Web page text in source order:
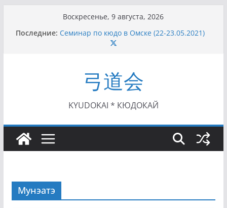
содержимому
Воскресенье, 9 августа, 2026
Последние: Семинар по кюдо в Омске (22-23.05.2021)
Чемпионат Росcии, Дёмино (2-5.09.2021)
II Кубок Посла Японии в России по Кюдо,
Орёл (25.07.2021)
I этап Кубка Московской области по Кюдо /
Сейдокан II (27.06.2021)
弓道会
KYUDOKAI * КЮДОКАЙ
Мунэатэ